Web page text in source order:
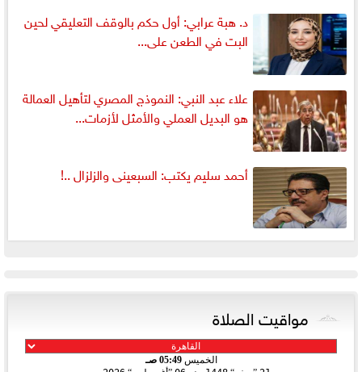
د. هبة عرابي: أول حكم بالوقف التعليقي لحين
البت في الطعن على...
علاء عبد النبي: النموذج المصري لتأهيل العمالة
هو البديل العملي والأمثل لأزمات...
أحمد سليم يكتب: السبعينى والزلزال ..!
مواقيت الصلاة
الخميس05:49 صـ